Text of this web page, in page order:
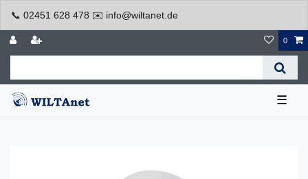
📞 02451 628 478 ✉️ info@wiltanet.de
0
☰